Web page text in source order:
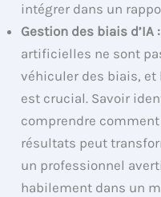
intégrer dans un
Gestion des biais d’IA :
artificielles ne sont
véhiculer des biais, et
est crucial. Savoir
comprendre
résultats peut
un professionnel
habilement dans un